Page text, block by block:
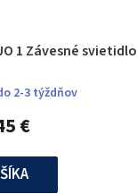
Searchlight 3303-3CC DUO 1 Závesné svietidlo
2-3 týždňov
€